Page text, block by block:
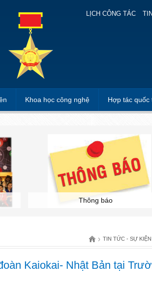
LỊCH CÔNG TÁC
Khoa học công nghệ Hợp tác quốc
Thông báo
› TIN TỨC - SỰ KIỆN
Kaiokai- Nhật Bản tại